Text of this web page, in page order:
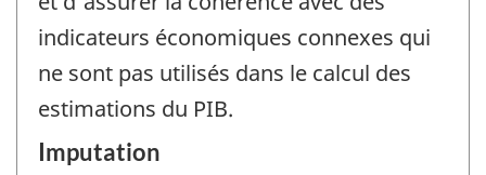
indicateurs économiques connexes qui
ne sont pas utilisés dans le calcul des
estimations du PIB.
Imputation